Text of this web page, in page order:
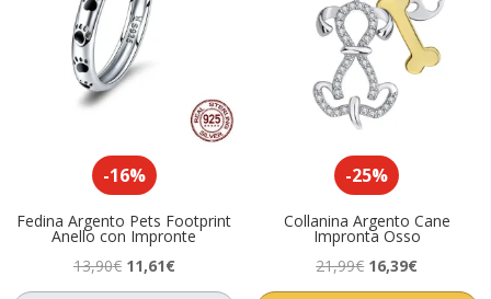
-16%
Fedina Argento Pets Footprint
Anello con Impronte
13,90€ Il
prezzo
11,61€Il
prezzo
-25%
Collanina Argento Cane
Impronta Osso
21,99€ Il
prezzo
16,39€Il
prezzo